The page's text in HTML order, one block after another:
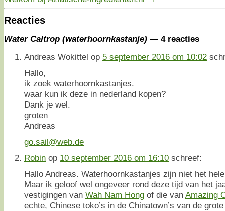
Reacties
Water Caltrop (waterhoornkastanje) — 4 reacties
Andreas Wokittel op 5 september 2016 om 10:02
Hallo,
ik zoek waterhoornkastanjes.
waar kun ik deze in nederland kopen?
Dank je wel.
groten
Andreas
go.sail@web.de
Robin op 10 september 2016 om 16:10 schreef:
Hallo Andreas. Waterhoornkastanjes zijn niet het
Maar ik geloof wel ongeveer rond deze tijd van het
vestigingen van Wah Nam Hong of die van Amazing
echte, Chinese toko’s in de Chinatown’s van de